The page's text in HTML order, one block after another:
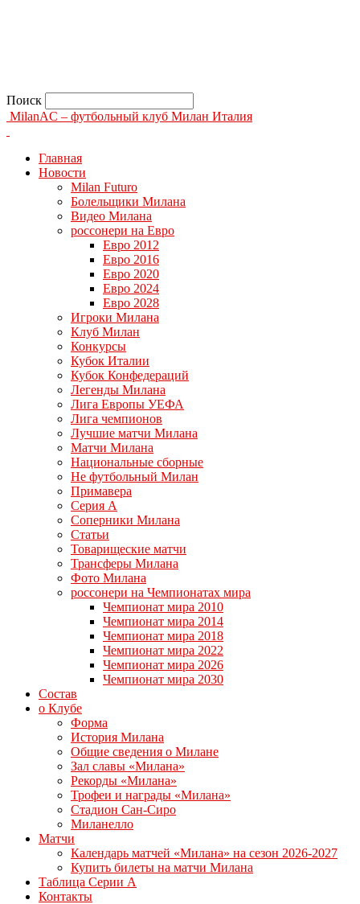
Поиск
MilanAC – футбольный клуб Милан Италия
Главная
Новости
Milan Futuro
Болельщики Милана
Видео Милана
россонери на Евро
Евро 2012
Евро 2016
Евро 2020
Евро 2024
Евро 2028
Игроки Милана
Клуб Милан
Конкурсы
Кубок Италии
Кубок Конфедераций
Легенды Милана
Лига Европы УЕФА
Лига чемпионов
Лучшие матчи Милана
Матчи Милана
Национальные сборные
Не футбольный Милан
Примавера
Серия А
Соперники Милана
Статьи
Товарищеские матчи
Трансферы Милана
Фото Милана
россонери на Чемпионатах мира
Чемпионат мира 2010
Чемпионат мира 2014
Чемпионат мира 2018
Чемпионат мира 2022
Чемпионат мира 2026
Чемпионат мира 2030
Состав
о Клубе
Форма
История Милана
Общие сведения о Милане
Зал славы «Милана»
Рекорды «Милана»
Трофеи и награды «Милана»
Стадион Сан-Сиро
Миланелло
Матчи
Календарь матчей «Милана» на сезон 2026-2027
Купить билеты на матчи Милана
Таблица Серии А
Контакты